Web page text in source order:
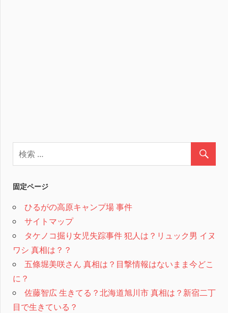
固定ページ
ひるがの高原キャンプ場 事件
サイトマップ
タケノコ掘り女児失踪事件 犯人は？リュック男 イヌ
ワシ 真相は？？
五條堀美咲さん 真相は？目撃情報はないまま今どこ
に？
佐藤智広 生きてる？北海道旭川市 真相は？新宿二丁
目で生きている？